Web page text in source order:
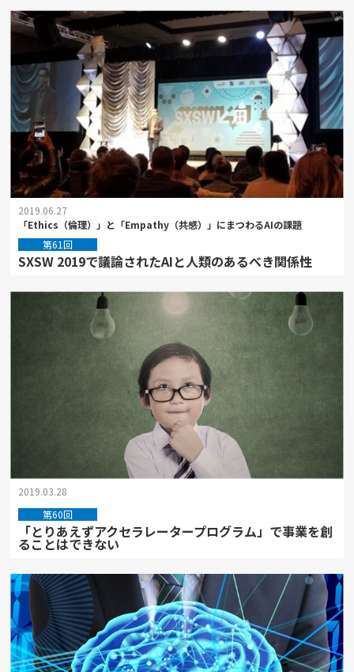
2019.06.27
「Ethics（倫理）」と「Empathy（共感）」にまつわるAIの課題
第61回
SXSW 2019で議論されたAIと人類のあるべき関係性
2019.03.28
第60回
「とりあえずアクセラレータープログラム」で事業を創
ることはできない